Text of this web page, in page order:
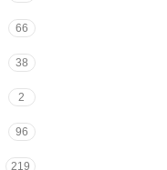
66
38
2
96
219